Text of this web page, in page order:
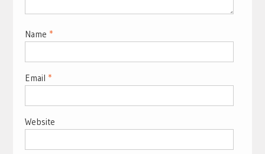
Name *
Email *
Website